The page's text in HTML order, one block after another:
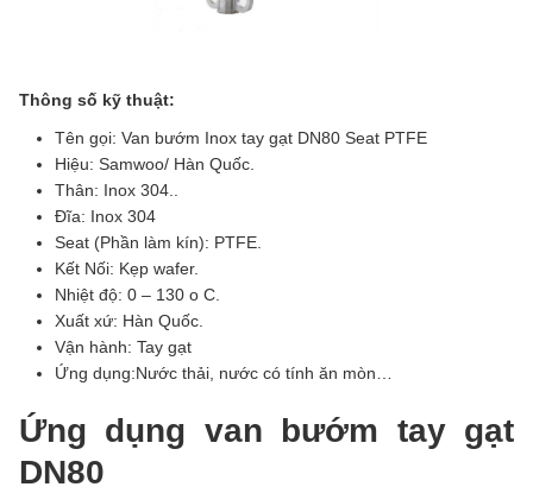
Thông số kỹ thuật:
Tên gọi: Van bướm Inox tay gạt DN80 Seat PTFE
Hiệu: Samwoo/ Hàn Quốc.
Thân: Inox 304..
Đĩa: Inox 304
Seat (Phần làm kín): PTFE.
Kết Nối: Kẹp wafer.
Nhiệt độ: 0 – 130 o C.
Xuất xứ: Hàn Quốc.
Vận hành: Tay gạt
Ứng dụng:Nước thải, nước có tính ăn mòn…
Ứng dụng van bướm tay gạt
DN80